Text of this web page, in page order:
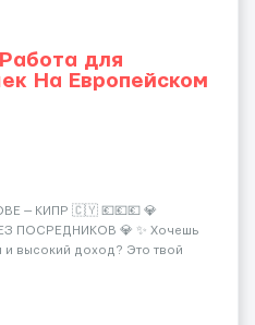
для
На Европейском
— КИПР 🇨🇾 💶💶💶 💎
ПОСРЕДНИКОВ 💎 ✨ Хочешь
и высокий доход? Это твой
— Стабильный поток